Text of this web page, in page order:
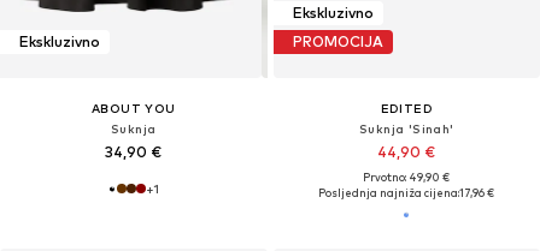
Ekskluzivno
ABOUT YOU
Suknja
34,90 €
+1
Ekskluzivno
PROMOCIJA
EDITED
Suknja 'Sinah'
44,90 €
Prvotno: 49,90 €
Posljednja najniža cijena:17,96 €